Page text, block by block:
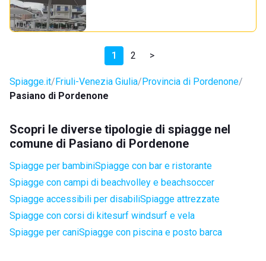
1 2 >
Spiagge.it Friuli-Venezia Giulia Provincia di Pordenone
Pasiano di Pordenone
Scopri le diverse tipologie di spiagge nel
comune di Pasiano di Pordenone
Spiagge per bambiniSpiagge con bar e ristorante
Spiagge con campi di beachvolley e beachsoccer
Spiagge accessibili per disabiliSpiagge attrezzate
Spiagge con corsi di kitesurf windsurf e vela
Spiagge per caniSpiagge con piscina e posto barca